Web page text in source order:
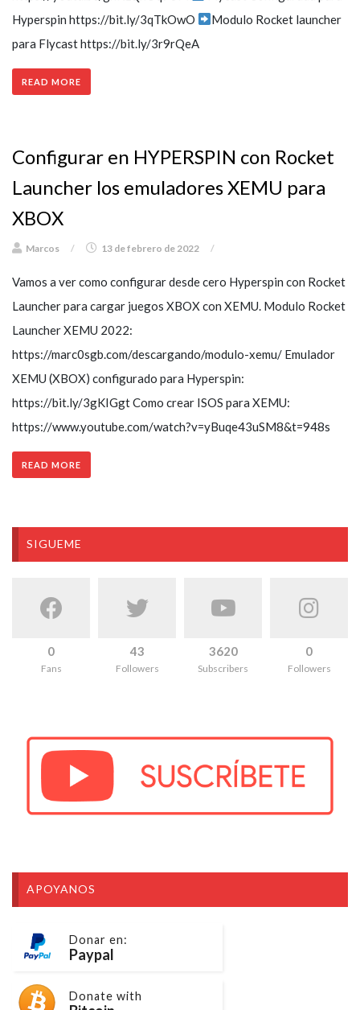
Hyperspin https://bit.ly/3qTkOwO
Modulo Rocket launcher
para Flycast https://bit.ly/3r9rQeA​
READ MORE
Configurar en HYPERSPIN con Rocket
Launcher los emuladores XEMU para
XBOX
Marcos / 13 de febrero de 2022 /
Vamos a ver como configurar desde cero Hyperspin con Rocket
Launcher para cargar juegos XBOX con XEMU. Modulo Rocket
Launcher XEMU 2022:
https://marc0sgb.com/descargando/modulo-xemu/ Emulador
XEMU (XBOX) configurado para Hyperspin:
https://bit.ly/3gKIGgt Como crear ISOS para XEMU:
https://www.youtube.com/watch?v=yBuqe43uSM8&t=948s
READ MORE
SIGUEME
0
Fans
43
Followers
3620
Subscribers
0
Followers
APOYANOS
Donar en:
Paypal
Donate with